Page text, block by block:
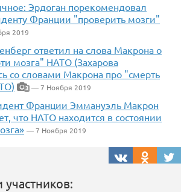
Эрдоган порекомендовал
Франции "проверить мозги"
2019
ответил на слова Макрона о
мозга" НАТО (Захарова
со словами Макрона про "смерть
3 — 7 Ноября 2019
Франции Эммануэль Макрон
что НАТО находится в состоянии
— 7 Ноября 2019